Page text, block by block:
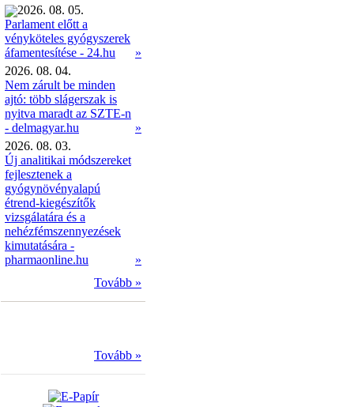
2026. 08. 05.
Parlament előtt a
vényköteles gyógyszerek
áfamentesítése - 24.hu
»
2026. 08. 04.
Nem zárult be minden
ajtó: több slágerszak is
nyitva maradt az SZTE-n
- delmagyar.hu
»
2026. 08. 03.
Új analitikai módszereket
fejlesztenek a
gyógynövényalapú
étrend-kiegészítők
vizsgálatára és a
nehézfémszennyezések
kimutatására -
pharmaonline.hu
»
Tovább »
Tovább »